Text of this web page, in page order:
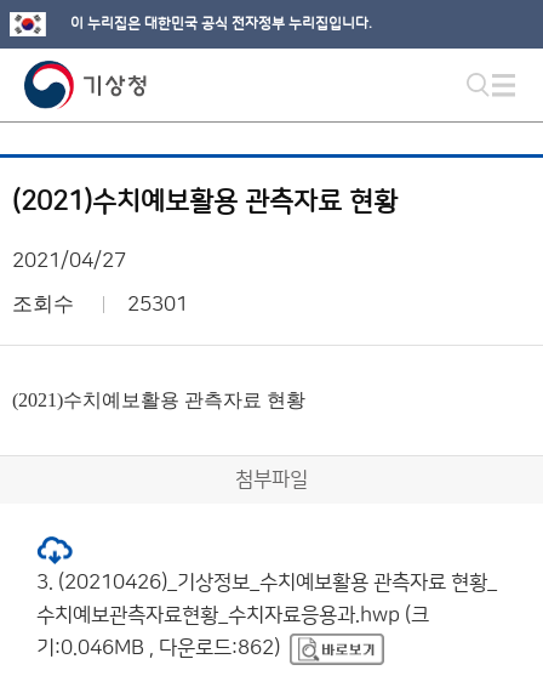
이 누리집은 대한민국 공식 전자정부 누리집입니다.
(2021)수치예보활용 관측자료 현황
2021/04/27
조회수 25301
(2021)수치예보활용 관측자료 현황
첨부파일
3. (20210426)_기상정보_수치예보활용 관측자료 현황_
수치예보관측자료현황_수치자료응용과.hwp (크
기:0.046MB , 다운로드:862)